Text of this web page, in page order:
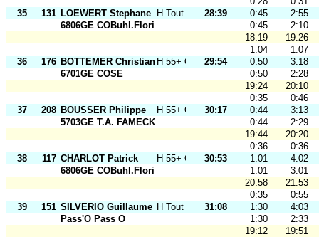
35
131 LOEWERT Stephane H Tout Ages28:39 0:45
2:55
6806GE COBuhl.Florival
0:45
2:10
18:19
19:26
1:04
1:07
36
176 BOTTEMER Christian H 55+ O 29:54 0:50
3:18
6701GE COSE
0:50
2:28
19:24
20:10
0:35
0:46
37
208 BOUSSER Philippe H 55+ O 30:17 0:44
3:13
5703GE T.A. FAMECK
0:44
2:29
19:44
20:20
0:36
0:36
38
117 CHARLOT Patrick H 55+ O 30:53 1:01
4:02
6806GE COBuhl.Florival
1:01
3:01
20:58
21:53
0:35
0:55
39
151 SILVERIO Guillaume H Tout Ages31:08 1:30
4:03
Pass'O Pass O
1:30
2:33
19:12
19:51